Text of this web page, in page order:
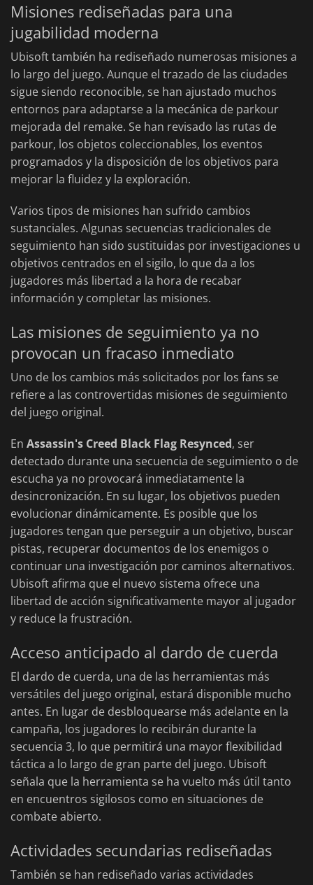
Misiones rediseñadas para una
jugabilidad moderna
Ubisoft también ha rediseñado numerosas misiones a
lo largo del juego. Aunque el trazado de las ciudades
sigue siendo reconocible, se han ajustado muchos
entornos para adaptarse a la mecánica de parkour
mejorada del remake. Se han revisado las rutas de
parkour, los objetos coleccionables, los eventos
programados y la disposición de los objetivos para
mejorar la fluidez y la exploración.
Varios tipos de misiones han sufrido cambios
sustanciales. Algunas secuencias tradicionales de
seguimiento han sido sustituidas por investigaciones u
objetivos centrados en el sigilo, lo que da a los
jugadores más libertad a la hora de recabar
información y completar las misiones.
Las misiones de seguimiento ya no
provocan un fracaso inmediato
Uno de los cambios más solicitados por los fans se
refiere a las controvertidas misiones de seguimiento
del juego original.
En Assassin's Creed Black Flag Resynced, ser
detectado durante una secuencia de seguimiento o de
escucha ya no provocará inmediatamente la
desincronización. En su lugar, los objetivos pueden
evolucionar dinámicamente. Es posible que los
jugadores tengan que perseguir a un objetivo, buscar
pistas, recuperar documentos de los enemigos o
continuar una investigación por caminos alternativos.
Ubisoft afirma que el nuevo sistema ofrece una
libertad de acción significativamente mayor al jugador
y reduce la frustración.
Acceso anticipado al dardo de cuerda
El dardo de cuerda, una de las herramientas más
versátiles del juego original, estará disponible mucho
antes. En lugar de desbloquearse más adelante en la
campaña, los jugadores lo recibirán durante la
secuencia 3, lo que permitirá una mayor flexibilidad
táctica a lo largo de gran parte del juego. Ubisoft
señala que la herramienta se ha vuelto más útil tanto
en encuentros sigilosos como en situaciones de
combate abierto.
Actividades secundarias rediseñadas
También se han rediseñado varias actividades